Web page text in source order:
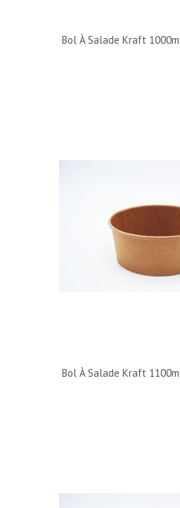
Bol À Salade Kraft
Bol À Salade Kraft